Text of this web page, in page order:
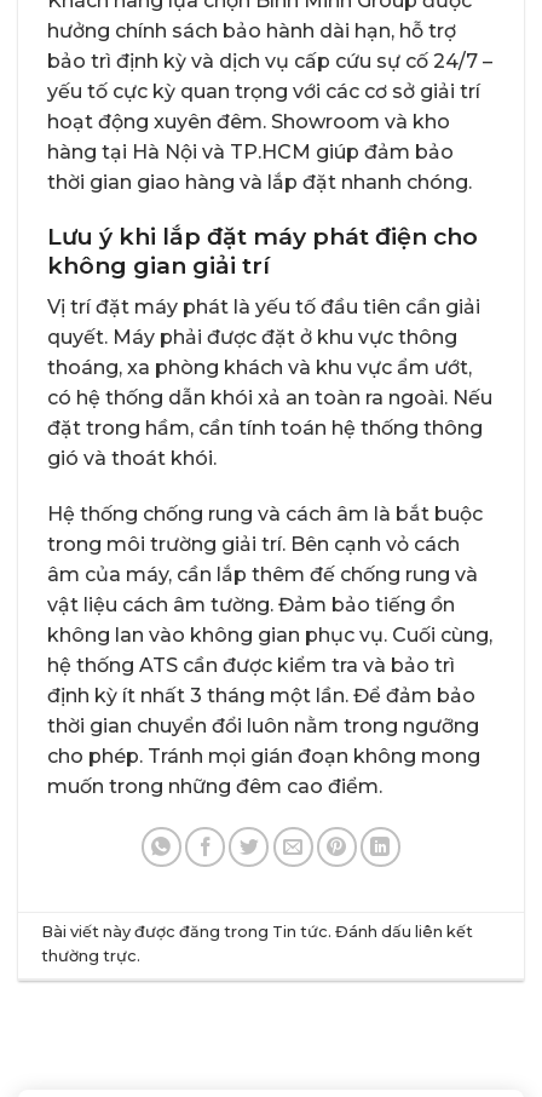
hưởng chính sách bảo hành dài hạn, hỗ trợ
bảo trì định kỳ và dịch vụ cấp cứu sự cố 24/7 –
yếu tố cực kỳ quan trọng với các cơ sở giải trí
hoạt động xuyên đêm. Showroom và kho
hàng tại Hà Nội và TP.HCM giúp đảm bảo
thời gian giao hàng và lắp đặt nhanh chóng.
Lưu ý khi lắp đặt máy phát điện cho
không gian giải trí
Vị trí đặt máy phát là yếu tố đầu tiên cần giải
quyết. Máy phải được đặt ở khu vực thông
thoáng, xa phòng khách và khu vực ẩm ướt,
có hệ thống dẫn khói xả an toàn ra ngoài. Nếu
đặt trong hầm, cần tính toán hệ thống thông
gió và thoát khói.
Hệ thống chống rung và cách âm là bắt buộc
trong môi trường giải trí. Bên cạnh vỏ cách
âm của máy, cần lắp thêm đế chống rung và
vật liệu cách âm tường. Đảm bảo tiếng ồn
không lan vào không gian phục vụ. Cuối cùng,
hệ thống ATS cần được kiểm tra và bảo trì
định kỳ ít nhất 3 tháng một lần. Để đảm bảo
thời gian chuyển đổi luôn nằm trong ngưỡng
cho phép. Tránh mọi gián đoạn không mong
muốn trong những đêm cao điểm.
Bài viết này được đăng trong Tin tức. Đánh dấu liên kết
thường trực.